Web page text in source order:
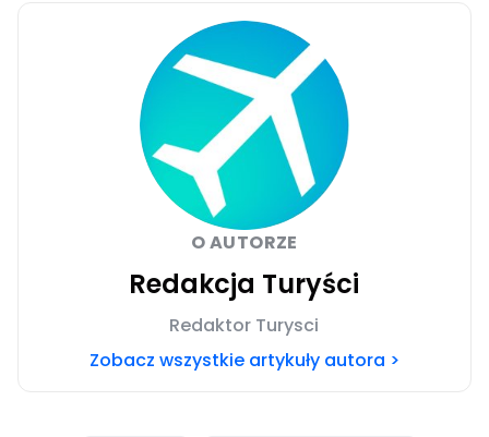
O AUTORZE
Redakcja Turyści
Redaktor Turysci
Zobacz wszystkie artykuły autora >